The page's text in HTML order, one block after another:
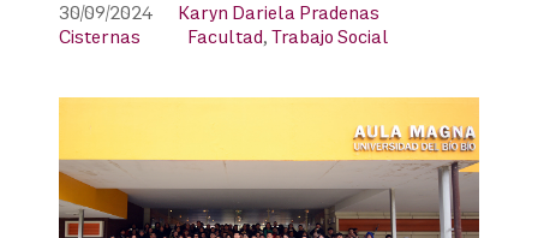
30/09/2024
Karyn Dariela Pradenas
Cisternas
Facultad, Trabajo Social